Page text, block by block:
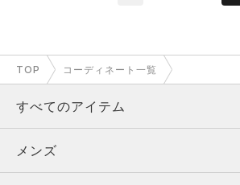
TOP コーディネート一覧
すべてのアイテム
メンズ
メンズ